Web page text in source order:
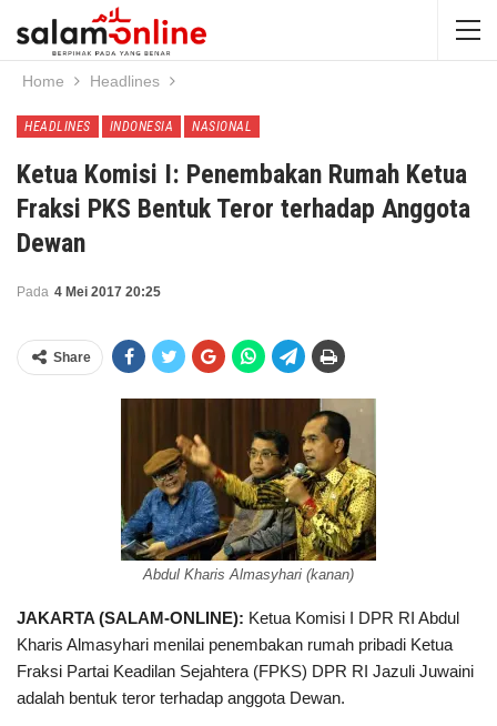
Home Headlines
HEADLINES INDONESIA NASIONAL
Ketua Komisi I: Penembakan Rumah Ketua
Fraksi PKS Bentuk Teror terhadap Anggota
Dewan
Pada 4 Mei 2017 20:25
Share
Abdul Kharis Almasyhari (kanan)
JAKARTA (SALAM-ONLINE): Ketua Komisi I DPR RI Abdul
Kharis Almasyhari menilai penembakan rumah pribadi Ketua
Fraksi Partai Keadilan Sejahtera (FPKS) DPR RI Jazuli Juwaini
adalah bentuk teror terhadap anggota Dewan.